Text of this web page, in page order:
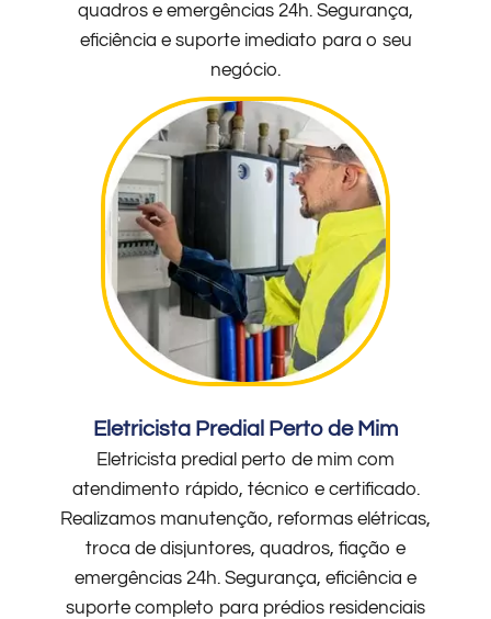
quadros e emergências 24h. Segurança,
eficiência e suporte imediato para o seu
negócio.
Eletricista Predial Perto de Mim
Eletricista predial perto de mim com
atendimento rápido, técnico e certificado.
Realizamos manutenção, reformas elétricas,
troca de disjuntores, quadros, fiação e
emergências 24h. Segurança, eficiência e
suporte completo para prédios residenciais